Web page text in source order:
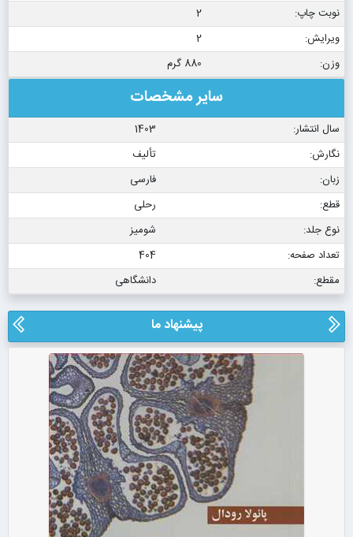
نوبت چاپ:
2
ویرایش:
2
وزن:
880 گرم
سایر مشخصات
سال انتشار:
1403
نگارش:
تألیف
زبان:
فارسی
قطع:
رحلی
نوع جلد:
شومیز
تعداد صفحه:
404
مقطع:
دانشگاهی
پیشنهاد ما